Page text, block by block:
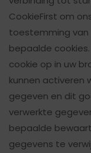
CookieFirst om
toestemming van
bepaalde
cookie op in uw
kunnen activeren
gegeven en dit
verwerkte
bepaalde
gegevens te